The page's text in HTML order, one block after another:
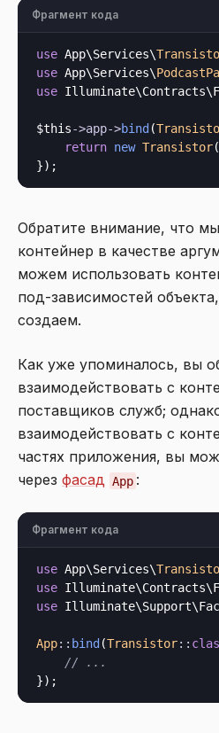
Фрагмент кода
use App\Services\
use App\Services\
use
$this->app->bind (
return new Transistor
Обратите внимание, что
контейнер в качестве
можем использовать
под-зависимостей
создаем.
Как уже упоминалось, вы
взаимодействовать с
поставщиков служб;
взаимодействовать с
частях приложения, вы
через фасад App :
Фрагмент кода
use App\Services\
use
use
App:: bind (Transistor::
// ...